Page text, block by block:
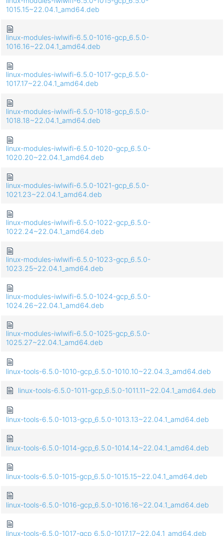
1015.15~22.04.1_amd64.deb
linux-modules-iwlwifi-6.5.0-1016-gcp_6.5.0-
1016.16~22.04.1_amd64.deb
linux-modules-iwlwifi-6.5.0-1017-gcp_6.5.0-
1017.17~22.04.1_amd64.deb
linux-modules-iwlwifi-6.5.0-1018-gcp_6.5.0-
1018.18~22.04.1_amd64.deb
linux-modules-iwlwifi-6.5.0-1020-gcp_6.5.0-
1020.20~22.04.1_amd64.deb
linux-modules-iwlwifi-6.5.0-1021-gcp_6.5.0-
1021.23~22.04.1_amd64.deb
linux-modules-iwlwifi-6.5.0-1022-gcp_6.5.0-
1022.24~22.04.1_amd64.deb
linux-modules-iwlwifi-6.5.0-1023-gcp_6.5.0-
1023.25~22.04.1_amd64.deb
linux-modules-iwlwifi-6.5.0-1024-gcp_6.5.0-
1024.26~22.04.1_amd64.deb
linux-modules-iwlwifi-6.5.0-1025-gcp_6.5.0-
1025.27~22.04.1_amd64.deb
linux-tools-6.5.0-1010-gcp_6.5.0-1010.10~22.04.3_amd64.deb
linux-tools-6.5.0-1011-gcp_6.5.0-1011.11~22.04.1_amd64.deb
linux-tools-6.5.0-1013-gcp_6.5.0-1013.13~22.04.1_amd64.deb
linux-tools-6.5.0-1014-gcp_6.5.0-1014.14~22.04.1_amd64.deb
linux-tools-6.5.0-1015-gcp_6.5.0-1015.15~22.04.1_amd64.deb
linux-tools-6.5.0-1016-gcp_6.5.0-1016.16~22.04.1_amd64.deb
linux-tools-6.5.0-1017-gcp_6.5.0-1017.17~22.04.1_amd64.deb